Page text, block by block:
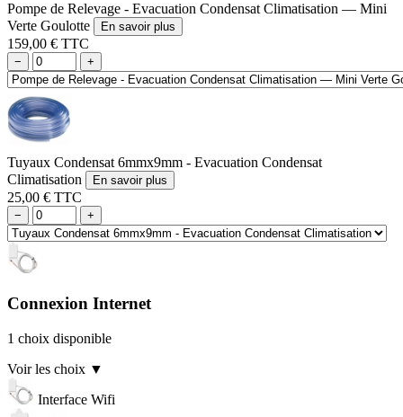
Pompe de Relevage - Evacuation Condensat Climatisation — Mini
Verte Goulotte
En savoir plus
159,00 € TTC
− +
Tuyaux Condensat 6mmx9mm - Evacuation Condensat
Climatisation
En savoir plus
25,00 € TTC
− +
Connexion Internet
1 choix disponible
Voir les choix ▼
Interface Wifi